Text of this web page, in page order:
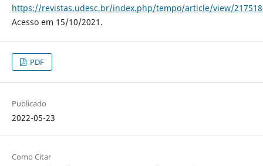
https://revistas.udesc.br/index.php/tempo/article/view/
Acesso em 15/10/2021.
PDF
Publicado
2022-05-23
Como Citar